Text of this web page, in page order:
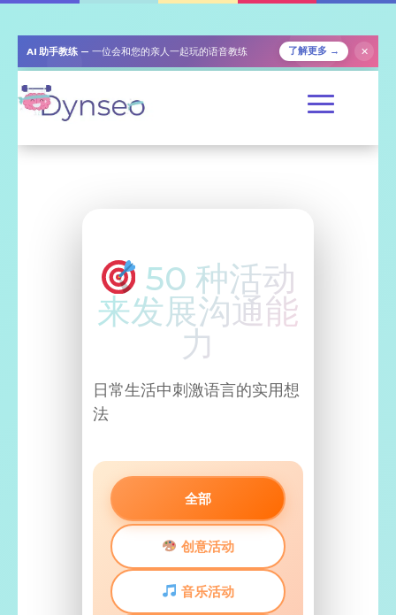
AI 助手教练 — 一位会和您的亲人一起玩的语音教练 了解更多 → ✕
50 种活动
来发展沟通能
力
日常生活中刺激语言的实用想
法
全部
创意活动
音乐活动